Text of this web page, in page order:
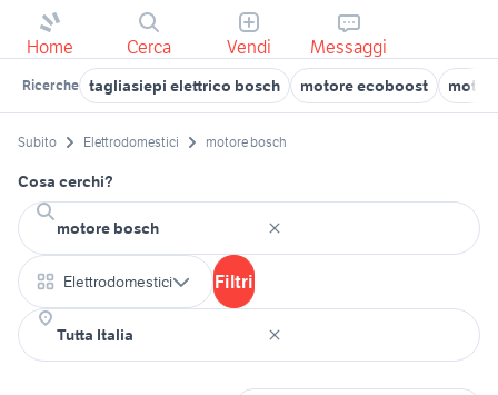
Home Cerca Vendi Messaggi
Ricerche tagliasiepi elettrico bosch motore ecoboost
Subito Elettrodomestici motore bosch
Cosa cerchi?
Elettrodomestici Filtri